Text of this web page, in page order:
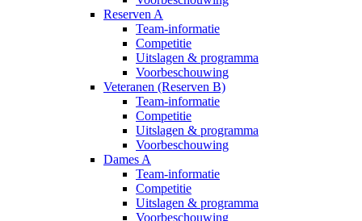
Reserven A
Team-informatie
Competitie
Uitslagen & programma
Voorbeschouwing
Veteranen (Reserven B)
Team-informatie
Competitie
Uitslagen & programma
Voorbeschouwing
Dames A
Team-informatie
Competitie
Uitslagen & programma
Voorbeschouwing